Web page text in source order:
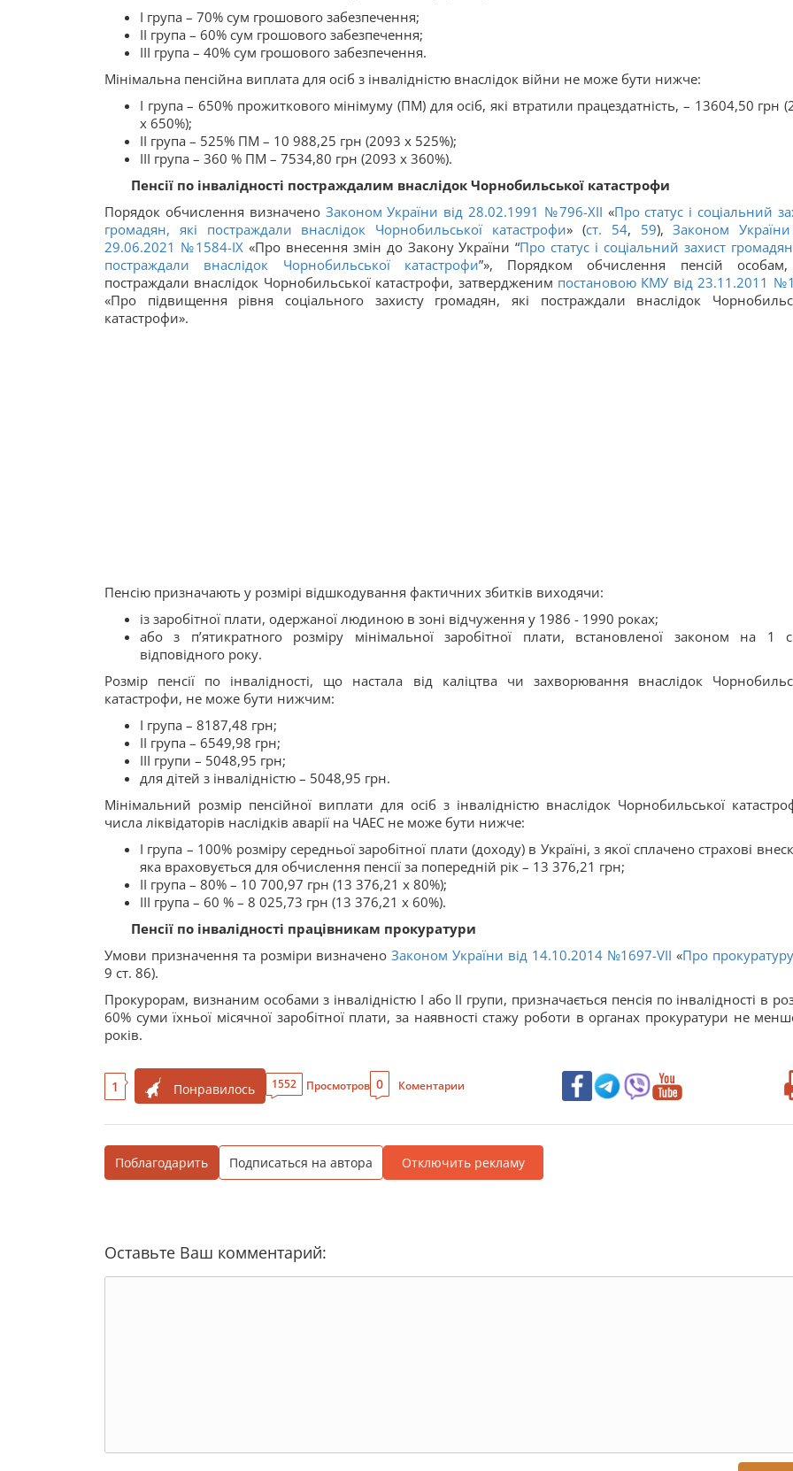
I група – 70% сум грошового забезпечення;
II група – 60% сум грошового забезпечення;
III група – 40% сум грошового забезпечення.
Мінімальна пенсійна виплата для осіб з інвалідністю внаслідок війни не може бути нижче:
І група – 650% прожиткового мінімуму (ПМ) для осіб, які втратили працездатність, – 13604,50 грн
х 650%);
ІІ група – 525% ПМ – 10 988,25 грн (2093 х 525%);
ІІІ група – 360 % ПМ – 7534,80 грн (2093 х 360%).
Пенсії по інвалідності постраждалим внаслідок Чорнобильської катастрофи
Порядок обчислення визначено Законом України від 28.02.1991 №796-ХІI «Про статус і соціальний
громадян, які постраждали внаслідок Чорнобильської катастрофи» (ст. 54, 59),Законом
29.06.2021 №1584-ІХ«Про внесення змін до Закону України “Про статус і соціальний захист
постраждали внаслідок Чорнобильської катастрофи”», Порядком обчислення пенсій особам,
постраждали внаслідок Чорнобильської катастрофи, затвердженим постановою КМУ від 23.11.2011
«Про підвищення рівня соціального захисту громадян, які постраждали внаслідок
катастрофи».
Пенсію призначають у розмірі відшкодування фактичних збитків виходячи:
із заробітної плати, одержаної людиною в зоні відчуження у 1986 - 1990 роках;
або з п’ятикратного розміру мінімальної заробітної плати, встановленої законом на 1
відповідного року.
Розмір пенсії по інвалідності, що настала від каліцтва чи захворювання внаслідок
катастрофи, не може бути нижчим:
I група – 8187,48 грн;
II група – 6549,98 грн;
III групи – 5048,95 грн;
для дітей з інвалідністю – 5048,95 грн.
Мінімальний розмір пенсійної виплати для осіб з інвалідністю внаслідок Чорнобильської
числа ліквідаторів наслідків аварії на ЧАЕС не може бути нижче:
І група – 100% розміру середньої заробітної плати (доходу) в Україні, з якої сплачено страхові
яка враховується для обчислення пенсії за попередній рік – 13 376,21 грн;
ІІ група – 80% – 10 700,97 грн (13 376,21 х 80%);
ІІІ група – 60 % – 8 025,73 грн (13 376,21 х 60%).
Пенсії по інвалідності працівникам прокуратури
Умови призначення та розміри визначеноЗаконом України від 14.10.2014 №1697-VІІ «Про
9 ст. 86).
Прокурорам, визнаним особами з інвалідністю I або II групи, призначається пенсія по інвалідності в
60% суми їхньої місячної заробітної плати, за наявності стажу роботи в органах прокуратури не
років.
1 Понравилось 1552 Просмотров 0 Коментарии
Поблагодарить Подписаться на автора Отключить рекламу
Оставьте Ваш комментарий: